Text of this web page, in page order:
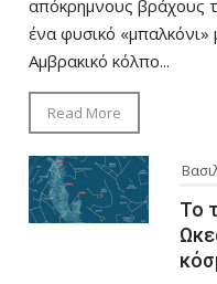
απόκρημνους βράχους
ένα φυσικό «μπαλκόνι»
Αμβρακικό κόλπο...
Read More
Το